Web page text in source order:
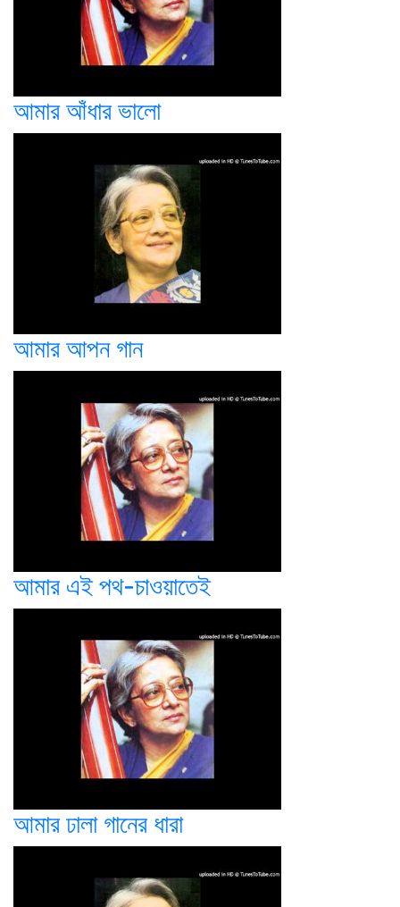
আমার আঁধার ভালো
আমার আপন গান
আমার এই পথ-চাওয়াতেই
আমার ঢালা গানের ধারা